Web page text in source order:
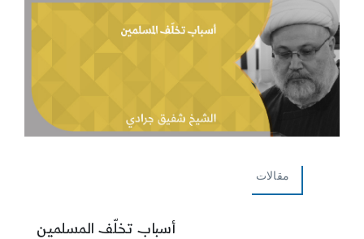
مقالات
أسباب تخلّف المسلمين